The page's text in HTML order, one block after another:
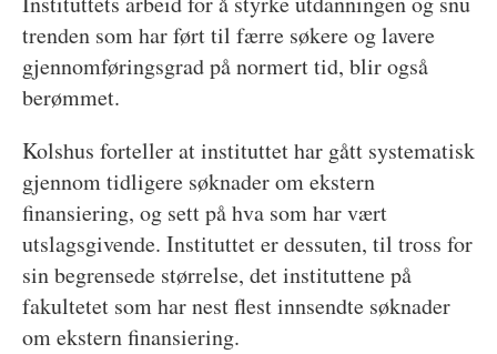
trenden som har ført til færre søkere og lavere
gjennomføringsgrad på normert tid, blir også
berømmet.
Kolshus forteller at instituttet har gått systematisk
gjennom tidligere søknader om ekstern
finansiering, og sett på hva som har vært
utslagsgivende. Instituttet er dessuten, til tross for
sin begrensede størrelse, det instituttene på
fakultetet som har nest flest innsendte søknader
om ekstern finansiering.